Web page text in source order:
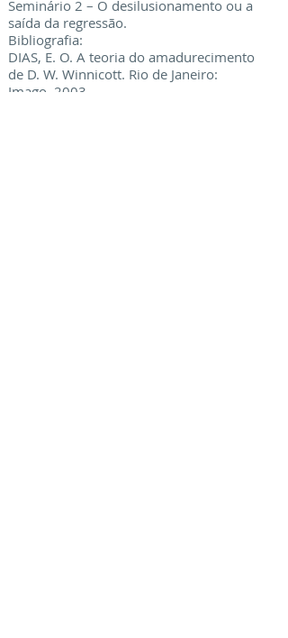
Seminário 2 – O desilusionamento ou a
saída da regressão.
Bibliografia:
DIAS, E. O. A teoria do amadurecimento
de D. W. Winnicott. Rio de Janeiro:
Imago, 2003.